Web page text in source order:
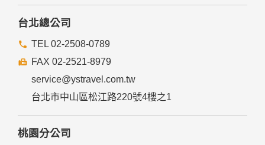
台北總公司
TEL 02-2508-0789
FAX 02-2521-8979
service@ystravel.com.tw
台北市中山區松江路220號4樓之1
桃園分公司